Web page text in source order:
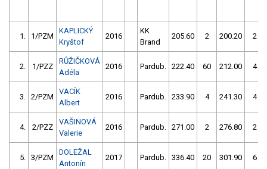
1. 1/PZM
KAPLICKÝ
Kryštof
2016
KK
Brand
205.60 2 200.20 2
2. 1/PZZ
RŮŽIČKOVÁ
Adéla
2016 Pardub. 222.40 60 212.00 4
3. 2/PZM
VACÍK
Albert
2016 Pardub. 233.90 4 241.30 4
4. 2/PZZ
VAŠINOVÁ
Valerie
2016 Pardub. 271.00 2 276.80 2
5. 3/PZM
DOLEŽAL
Antonín
2017 Pardub. 336.40 20 301.90 6